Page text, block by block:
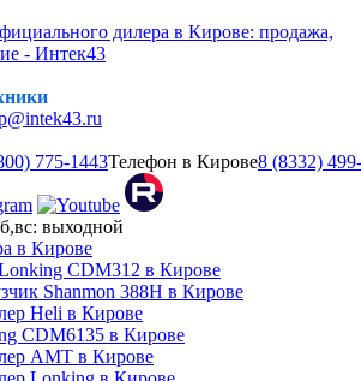
775-1443Телефон в Кирове8 (8332)
выходной